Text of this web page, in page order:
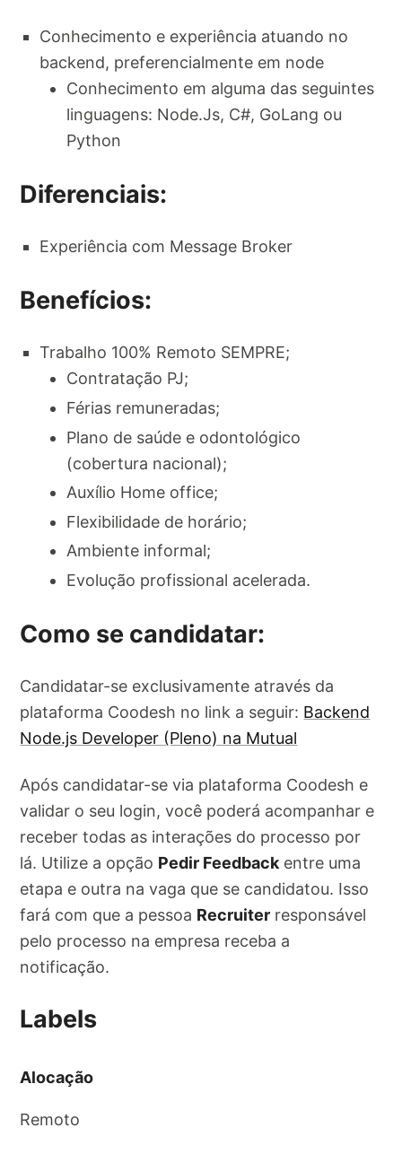
Conhecimento e experiência atuando no
backend, preferencialmente em node
Conhecimento em alguma das seguintes
linguagens: Node.Js, C#, GoLang ou
Python
Diferenciais:
Experiência com Message Broker
Benefícios:
Trabalho 100% Remoto SEMPRE;
Contratação PJ;
Férias remuneradas;
Plano de saúde e odontológico
(cobertura nacional);
Auxílio Home office;
Flexibilidade de horário;
Ambiente informal;
Evolução profissional acelerada.
Como se candidatar:
Candidatar-se exclusivamente através da
plataforma Coodesh no link a seguir: Backend
Node.js Developer (Pleno) na Mutual
Após candidatar-se via plataforma Coodesh e
validar o seu login, você poderá acompanhar e
receber todas as interações do processo por
lá. Utilize a opção Pedir Feedback entre uma
etapa e outra na vaga que se candidatou. Isso
fará com que a pessoa Recruiter responsável
pelo processo na empresa receba a
notificação.
Labels
Alocação
Remoto